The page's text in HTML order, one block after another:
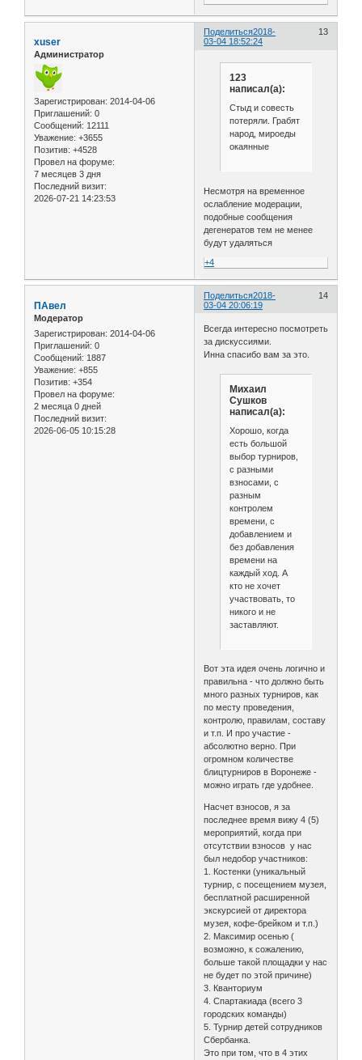
Поделиться 13
2018-
03-04 18:52:24
xuser
Администратор
Зарегистрирован: 2014-04-06
Приглашений: 0
Сообщений: 12111
Уважение: +3655
Позитив: +4528
Провел на форуме:
7 месяцев 3 дня
Последний визит:
2026-07-21 14:23:53
123
написал(а):
Стыд и совесть
потеряли. Грабят
народ, мироеды
окаянные
Несмотря на временное
ослабление модерации,
подобные сообщения
дегенератов тем не менее
будут удаляться
+4
Поделиться 14
2018-
03-04 20:06:19
ПАвел
Модератор
Зарегистрирован: 2014-04-06
Приглашений: 0
Сообщений: 1887
Уважение: +855
Позитив: +354
Провел на форуме:
2 месяца 0 дней
Последний визит:
2026-06-05 10:15:28
Всегда интересно посмотреть
за дискуссиями.
Инна спасибо вам за это.
Михаил
Сушков
написал(а):
Хорошо, когда
есть большой
выбор турниров,
с разными
взносами, с
разным
контролем
времени, с
добавлением и
без добавления
времени на
каждый ход. А
кто не хочет
участвовать, то
никого и не
заставляют.
Вот эта идея очень логично и
правильна - что должно быть
много разных турниров, как
по месту проведения,
контролю, правилам, составу
и т.п. И про участие -
абсолютно верно. При
огромном количестве
блицтурниров в Воронеже -
можно играть где удобнее.
Насчет взносов, я за
последнее время вижу 4 (5)
мероприятий, когда при
отсутствии взносов у нас
был недобор участников:
1. Костенки (уникальный
турнир, с посещением музея,
бесплатной расширенной
экскурсией от директора
музея, кофе-брейком и т.п.)
2. Максимир осенью (
возможно, к сожалению,
больше такой площадки у нас
не будет по этой причине)
3. Кванториум
4. Спартакиада (всего 3
городских команды)
5. Турнир детей сотрудников
Сбербанка.
Это при том, что в 4 этих